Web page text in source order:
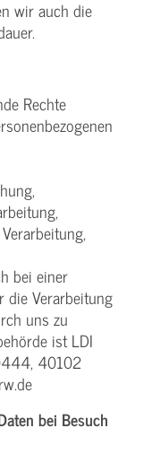
wir auch die
Rechte
bei einer
die Verarbeitung
uns zu
ist LDI
40102
bei Besuch